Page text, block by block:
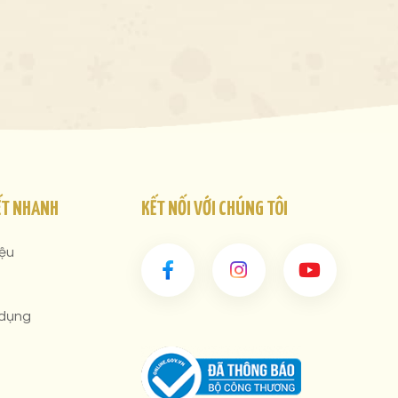
NHANH KẾT NỐI VỚI CHÚNG TÔI